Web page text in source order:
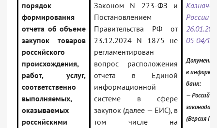
порядок
формирования
отчета об объеме
закупок товаров
российского
происхождения,
работ, услуг,
соответственно
выполняемых,
оказываемых
российскими
Законом N 223-ФЗ и
Постановлением
Правительства РФ от
23.12.2024 N 1875 не
регламентирован
вопрос расположения
отчета в Единой
информационной
системе в сфере
закупок (далее — ЕИС), в
том числе на
России
05-04/
Документ
в
банк:
—
(Версия